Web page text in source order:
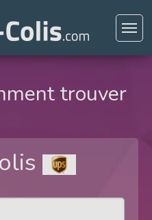
trouver